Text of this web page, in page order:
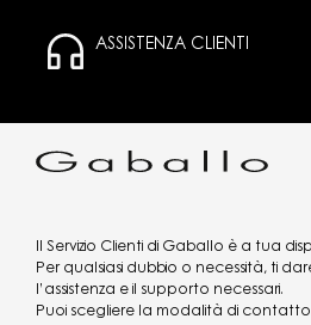
ASSISTENZA CLIENTI
Il Servizio Clienti di Gaballo è a tua
Per qualsiasi dubbio o necessità, ti
l’assistenza e il supporto necessari.
Puoi scegliere la modalità di contatto